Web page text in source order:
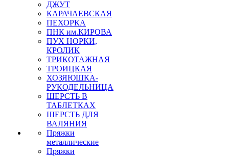
ДЖУТ
КАРАЧАЕВСКАЯ
ПЕХОРКА
ПНК им.КИРОВА
ПУХ НОРКИ,
КРОЛИК
ТРИКОТАЖНАЯ
ТРОИЦКАЯ
ХОЗЯЮШКА-
РУКОДЕЛЬНИЦА
ШЕРСТЬ В
ТАБЛЕТКАХ
ШЕРСТЬ ДЛЯ
ВАЛЯНИЯ
Пряжки
металлические
Пряжки